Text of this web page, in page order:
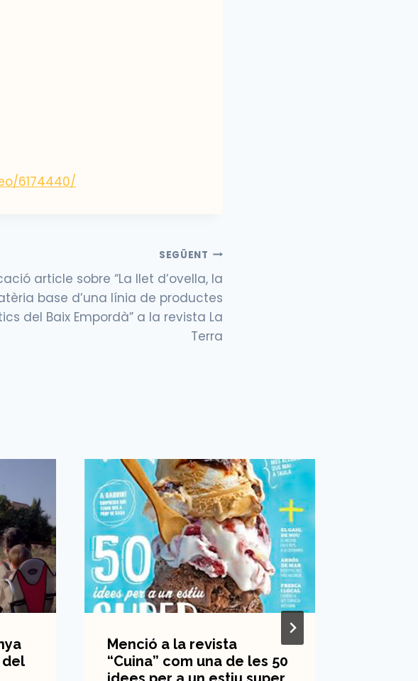
6174440/
SEGÜENT
article sobre “La llet d’ovella, la
base d’una línia de productes
del Baix Empordà” a la revista La
Terra
del
Menció a la revista
“Cuina” com una de les 50